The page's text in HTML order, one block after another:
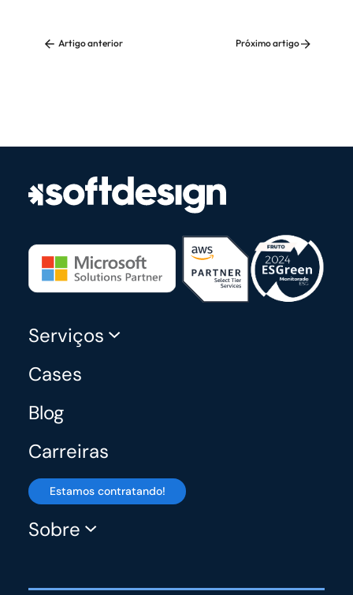
Artigo anterior Próximo artigo
Serviços
Cases
Blog
Carreiras
Estamos contratando!
Sobre